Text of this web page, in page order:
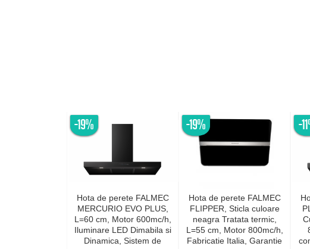
-19%
Hota de perete FALMEC
MERCURIO EVO PLUS,
L=60 cm, Motor 600mc/h,
Iluminare LED Dimabila si
Dinamica, Sistem de
-19%
Hota de perete FALMEC
FLIPPER, Sticla culoare
neagra Tratata termic,
L=55 cm, Motor 800mc/h,
Fabricatie Italia, Garantie
-